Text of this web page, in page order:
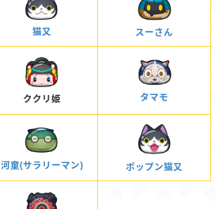
猫又 スーさん
ククリ姫 タマモ
河童(サラリーマン) ポップン猫又